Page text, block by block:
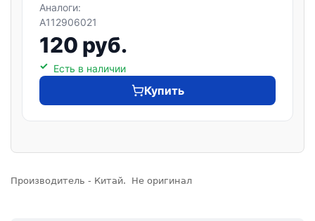
Аналоги:
A112906021
120 руб.
Есть в наличии
Купить
Производитель - Китай. Не оригинал